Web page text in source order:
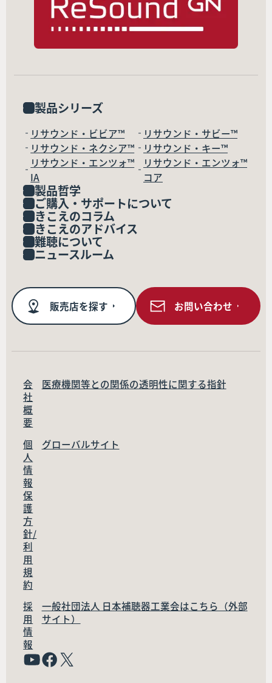
製品シリーズ
リサウンド・ビビア™
リサウンド・サビー™
リサウンド・ネクシア™
リサウンド・キー™
リサウンド・エンツォ™
IA
リサウンド・エンツォ™
コア
製品哲学
ご購入・サポートについて
きこえのコラム
きこえのアドバイス
難聴について
ニュースルーム
販売店を探す お問い合わせ
会
社
概
要
医療機関等との関係の透明性に関する指針
個
人
情
報
保
護
方
針/
利
用
規
約
グローバルサイト
採
用
情
報
一般社団法人 日本補聴器工業会はこちら（外部
サイト）